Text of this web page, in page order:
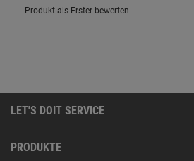
LET'S DOIT SERVICE
PRODUKTE